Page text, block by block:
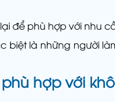
để phù hợp với nhu
biệt là những người
hợp với